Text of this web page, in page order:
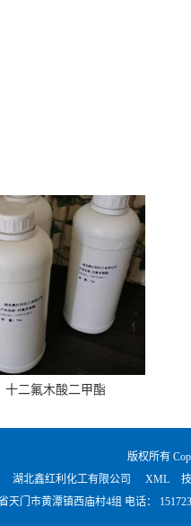
十二氟木酸二甲酯
版权所有
湖北鑫红利化工有限公司
XML
天门市黄潭镇西庙村4组 电话：